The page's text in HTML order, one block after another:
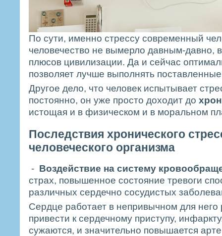
По сути, именно стрессу современный
человечество не вымерло давным-давно,
плюсов цивилизации. Да и сейчас
позволяет лучше выполнять
Другое дело, что человек испытывает
постоянно, он уже просто доходит до
истощая и в физическом и в моральном
Последствия хронического
человеческого организма
- Воздействие на систему
страх, повышенное состояние тревоги
различных сердечно сосудистых
Сердце работает в непривычном для него
привести к сердечному приступу,
сужаются, и значительно повышается